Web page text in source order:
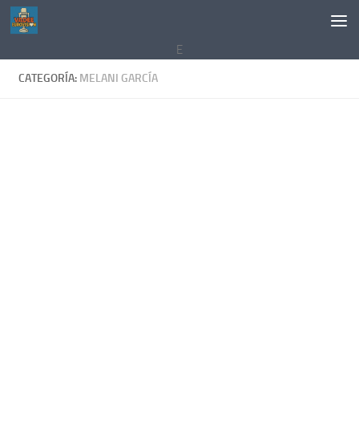
Saltar al contenido
E
CATEGORÍA: MELANI GARCÍA